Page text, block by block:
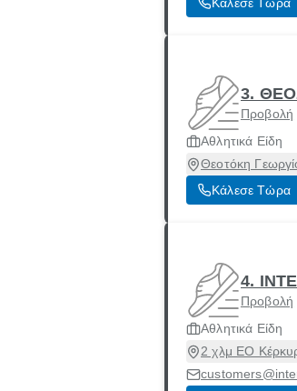
3.
Προβολή
Αθλητικά Είδη
Θεοτόκη
Κάλεσε Τώρα
4.
Προβολή
Αθλητικά Είδη
2 χλμ ΕΟ